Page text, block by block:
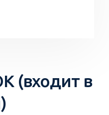
(входит в